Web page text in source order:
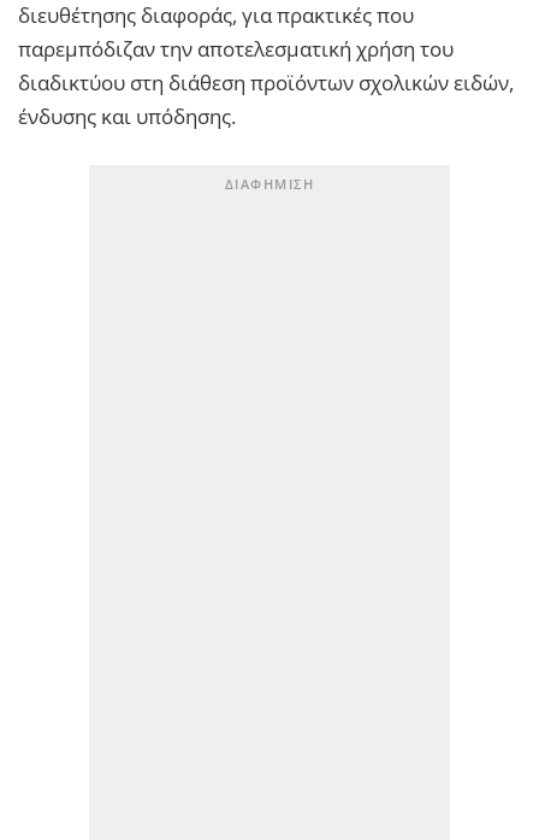
διευθέτησης διαφοράς, για πρακτικές που
παρεμπόδιζαν την αποτελεσματική χρήση του
διαδικτύου στη διάθεση προϊόντων σχολικών ειδών,
ένδυσης και υπόδησης.